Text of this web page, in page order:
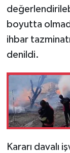
boyutta
ihbar
denildi.
Kararı davalı